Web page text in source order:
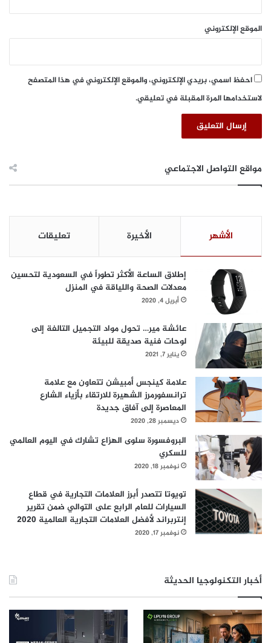
ر
ج
ا
ل
م
ل
ك
ب
ل
ع
ي
الموقع الإلكتروني
احفظ اسمي، بريدي الإلكتروني، والموقع الإلكتروني في هذا المتصفح
لاستخدامها المرة المقبلة في تعليقي.
مواقع التواصل الاجتماعي
الأشهر الأخيرة تعليقات
إطلاق الساعة الأكثر تطوراً في السعودية لتحسين
معدلات الصحة واللياقة في المنزل
أبريل 4, 2020
عائشة مير… تحول مواد التجميل التالفة إلى
لوحات فنية صديقة للبيئة
يناير 7, 2021
علامة كينجس أمبيشن تتعاون مع علامة
ترانسفورمرز الشهيرة للارتقاء بأزياء الشارع
المعاصرة إلى آفاق جديدة
ديسمبر 28, 2020
البروفسورة سلوى الهزاع تشارك في اليوم العالمي
للسكري
نوفمبر 18, 2020
تويوتا تتصدر أبرز العلامات التجارية في قطاع
السيارات للعام الرابع على التوالي ضمن تقرير
إنتربراند لأفضل العلامات التجارية العالمية 2020
نوفمبر 17, 2020
أخبار التكنولوجيا الحديثة